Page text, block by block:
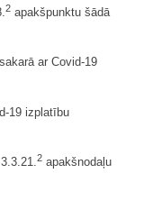
2 apakšpunktu šādā
ar Covid-19
19 izplatību
2 apakšnodaļu